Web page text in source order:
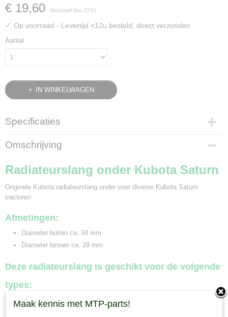
€ 19,60 (inclusief btw 21%)
✓ Op voorraad - Levertijd <12u besteld, direct verzonden
Aantal
IN WINKELWAGEN
Specificaties
Bruto gewicht
0,20 Kg
Omschrijving
Radiateurslang onder Kubota Saturn
Originele Kubota radiateurslang onder voor diverse Kubota Saturn
tractoren
Afmetingen:
Diameter buiten ca. 34 mm
Diameter binnen ca. 29 mm
Deze radiateurslang is geschikt voor de volgende
types:
Kubota Saturn X20
Maak kennis met MTP-parts!